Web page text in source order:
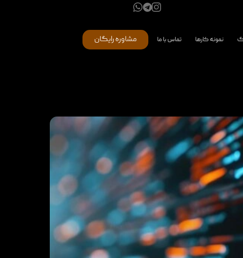
نمونه کارها تماس با ما مشاوره رایگان